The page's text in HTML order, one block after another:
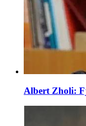
Albert Zholi: